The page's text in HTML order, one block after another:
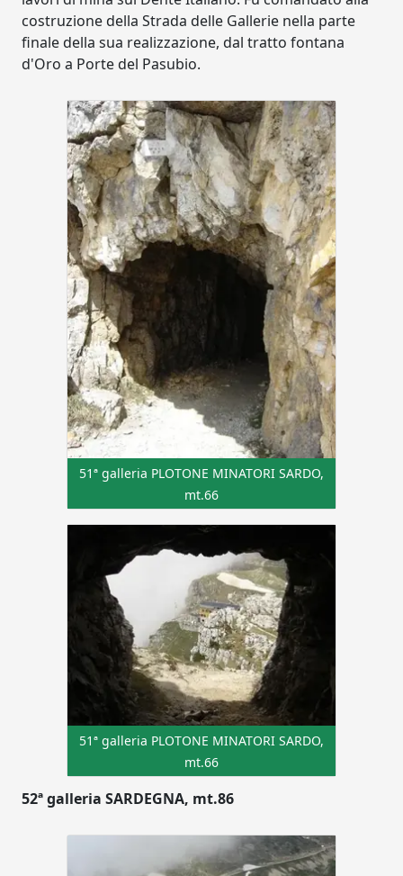
costruzione della Strada delle Gallerie nella parte
finale della sua realizzazione, dal tratto fontana
d'Oro a Porte del Pasubio.
51ª galleria PLOTONE MINATORI SARDO,
mt.66
51ª galleria PLOTONE MINATORI SARDO,
mt.66
52ª galleria SARDEGNA, mt.86